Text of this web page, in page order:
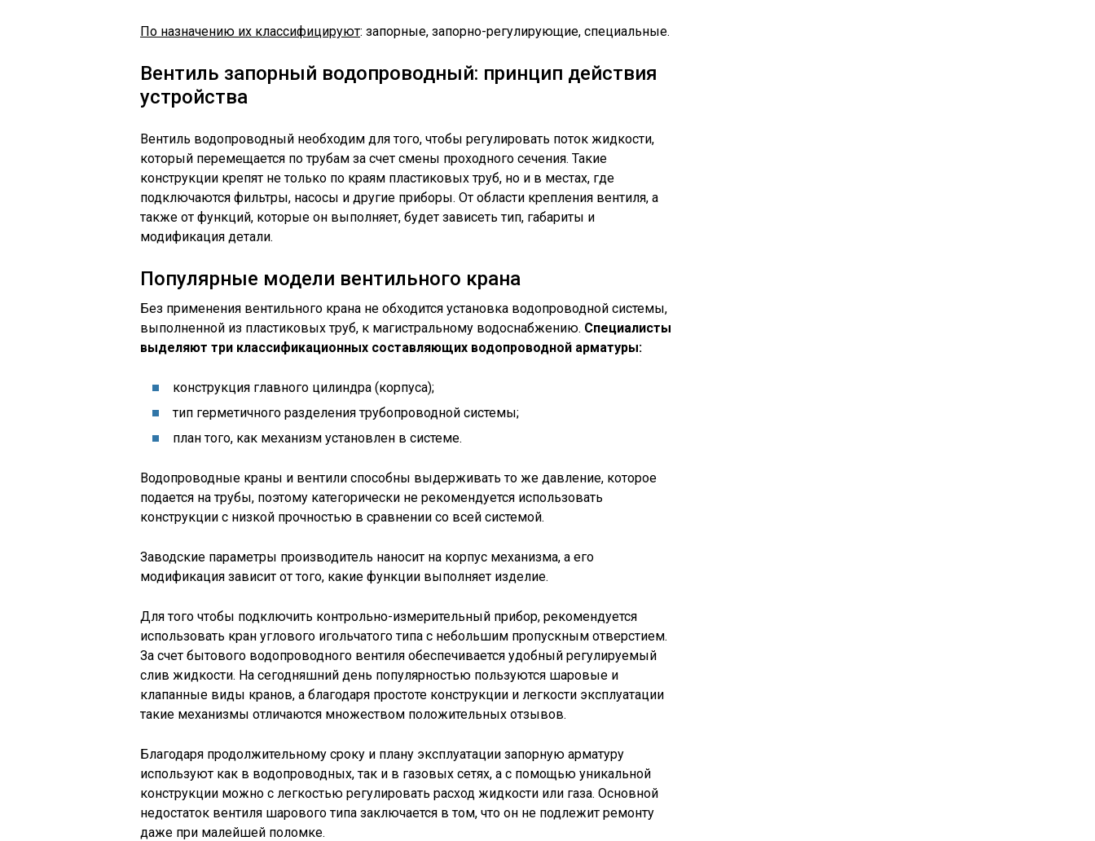
По назначению их классифицируют: запорные, запорно-регулирующие, специальные.
Вентиль запорный водопроводный: принцип действия
устройства
Вентиль водопроводный необходим для того, чтобы регулировать поток жидкости,
который перемещается по трубам за счет смены проходного сечения. Такие
конструкции крепят не только по краям пластиковых труб, но и в местах, где
подключаются фильтры, насосы и другие приборы. От области крепления вентиля, а
также от функций, которые он выполняет, будет зависеть тип, габариты и
модификация детали.
Популярные модели вентильного крана
Без применения вентильного крана не обходится установка водопроводной системы,
выполненной из пластиковых труб, к магистральному водоснабжению. Специалисты
выделяют три классификационных составляющих водопроводной арматуры:
конструкция главного цилиндра (корпуса);
тип герметичного разделения трубопроводной системы;
план того, как механизм установлен в системе.
Водопроводные краны и вентили способны выдерживать то же давление, которое
подается на трубы, поэтому категорически не рекомендуется использовать
конструкции с низкой прочностью в сравнении со всей системой.
Заводские параметры производитель наносит на корпус механизма, а его
модификация зависит от того, какие функции выполняет изделие.
Для того чтобы подключить контрольно-измерительный прибор, рекомендуется
использовать кран углового игольчатого типа с небольшим пропускным отверстием.
За счет бытового водопроводного вентиля обеспечивается удобный регулируемый
слив жидкости. На сегодняшний день популярностью пользуются шаровые и
клапанные виды кранов, а благодаря простоте конструкции и легкости эксплуатации
такие механизмы отличаются множеством положительных отзывов.
Благодаря продолжительному сроку и плану эксплуатации запорную арматуру
используют как в водопроводных, так и в газовых сетях, а с помощью уникальной
конструкции можно с легкостью регулировать расход жидкости или газа. Основной
недостаток вентиля шарового типа заключается в том, что он не подлежит ремонту
даже при малейшей поломке.